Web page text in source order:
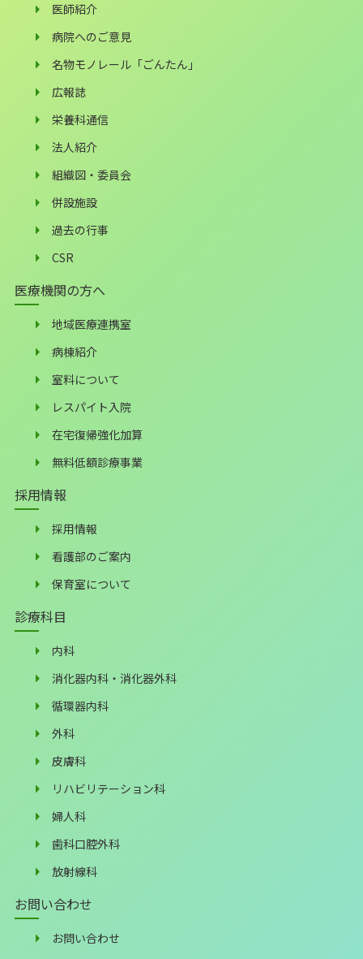
医師紹介
病院へのご意見
名物モノレール「ごんたん」
広報誌
栄養科通信
法人紹介
組織図・委員会
併設施設
過去の行事
CSR
医療機関の方へ
地域医療連携室
病棟紹介
室料について
レスパイト入院
在宅復帰強化加算
無料低額診療事業
採用情報
採用情報
看護部のご案内
保育室について
診療科目
内科
消化器内科・消化器外科
循環器内科
外科
皮膚科
リハビリテーション科
婦人科
歯科口腔外科
放射線科
お問い合わせ
お問い合わせ